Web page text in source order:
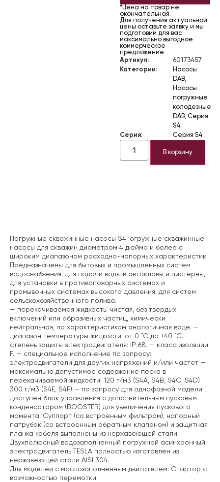
*Цена на товар не
окончательная.
Для получения актуальной
цены оставьте заявку и мы
подготовим для вас
максимально выгодное
коммерческое
предложение
Артикул:
60173457
Категории:
Насосы
DAB,
Насосы
погружные
колодезные
DAB, Серия
S4
Серия:
Серия S4
В корзину
Погружные скважинные насосы S4. огружные скважинные
насосы для скважин диаметром 4 дюйма и более с
широким диапазоном расходно-напорных характеристик.
Предназначены для бытовых и промышленных систем
водоснабжения, для подачи воды в автоклавы и цистерны,
для установки в противопожарных системах и
промывочных системах высокого давления, для систем
сельскохозяйственного полива.
— перекачиваемая жидкость: чистая, без твердых
включений или абразивных частиц, химически
нейтральная, по характеристикам аналогичная воде. —
диапазон температуры жидкости: от 0 ˚C до +40 ˚C. —
степень защиты электродвигателя: IP 68. — класс изоляции:
F. — специальное исполнение по запросу:
электродвигатели для других напряжений и/или частот —
максимально допустимое содержание песка в
перекачиваемой жидкости: 120 г/м3 (S4A, S4B, S4C, S4D)
300 г/м3 (S4E, S4F) — по запросу для однофазной модели:
доступен блок управления с дополнительным пусковым
конденсатором (BOOSTER) для увеличения пускового
момента. Суппорт (со встроенным фильтром), напорный
патрубок (со встроенным обратным клапаном) и защитная
планка кабеля выполнены из нержавеющей стали.
Двухполюсный водозаполненный погружной асинхронный
электродвигатель TESLA полностью изготовлен из
нержавеющей стали AISI 304.
Для моделей с маслозаполненным двигателем: Cтартор с
возможностью перемотки.